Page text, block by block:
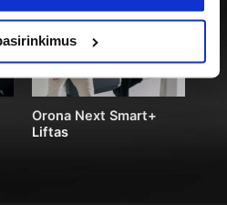
Orona Next Smart+
Liftas